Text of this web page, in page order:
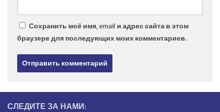
Сохранить моё имя, email и адрес сайта в этом
браузере для последующих моих комментариев.
СЛЕДИТЕ ЗА НАМИ: